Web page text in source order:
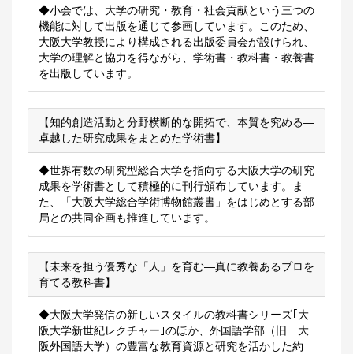
◆小会では、大学の研究・教育・社会貢献という三つの
機能に対して出版を通じて参画しています。このため、
大阪大学教授により構成される出版委員会が設けられ、
大学の理解と協力を得ながら、学術書・教科書・教養書
を出版しています。
【知的創造活動と分野横断的な開拓で、本質を究める―
卓越した研究成果をまとめた学術書】
◆世界有数の研究型総合大学を指向する大阪大学の研究
成果を学術書として積極的に刊行頒布しています。ま
た、「大阪大学総合学術博物館叢書」をはじめとする部
局との共同企画も推進しています。
【未来を担う優秀な「人」を育む―真に教養あるプロを
育てる教科書】
◆大阪大学発信の新しいスタイルの教科書シリーズ｢大
阪大学新世紀レクチャー｣のほか、外国語学部（旧 大
阪外国語大学）の豊富な教育資源と研究を活かした約